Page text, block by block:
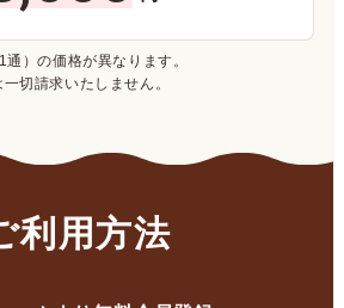
）の価格が異なります。
切請求いたしません。
利用方法